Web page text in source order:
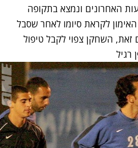
האחרונים ונמצא בתקופה
לקראת סיומו לאחר שסבל
זאת, השחקן צפוי לקבל טיפול
רגיל